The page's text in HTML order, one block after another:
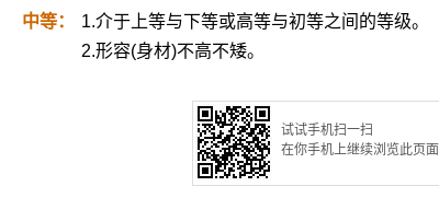
中等：
1.介于上等与下等或高等与初等之间的等级。
2.形容(身材)不高不矮。
试试手机扫一扫
在你手机上继续浏览此页面